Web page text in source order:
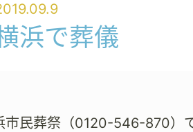
浜で葬儀
市民葬祭（0120-546-870）